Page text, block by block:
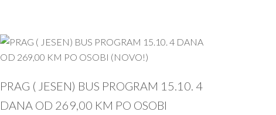
PRAG ( JESEN) BUS PROGRAM 15.10. 4
DANA OD 269,00 KM PO OSOBI